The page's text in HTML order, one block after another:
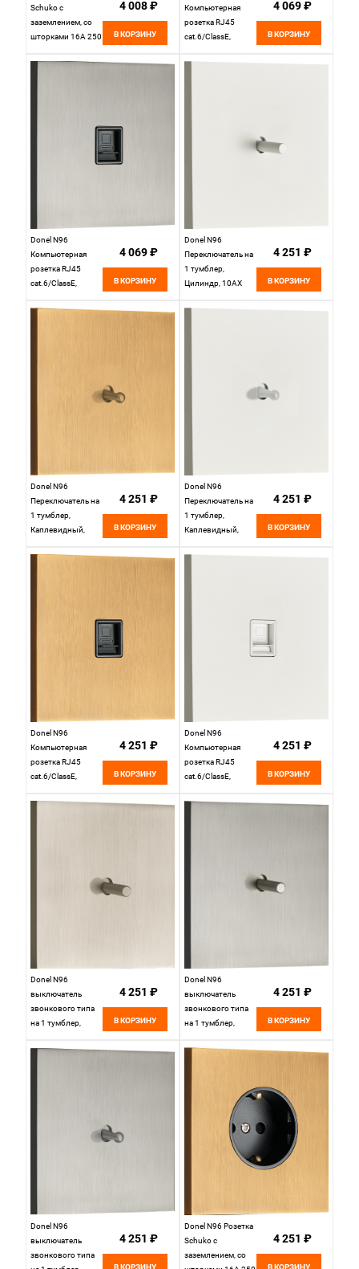
Schuko с
заземлением, со
шторками 16A 250
сталь, серия DT,
4 008 ₽
В КОРЗИНУ
Компьютерная
розетка RJ45
cat.6/ClassE,
4 069 ₽
В КОРЗИНУ
Donel N96
Компьютерная
розетка RJ45
cat.6/ClassE,
серия DT, DT161GB
4 069 ₽
В КОРЗИНУ
Donel N96
Переключатель на
1 тумблер,
Цилиндр, 10AX
4 251 ₽
В КОРЗИНУ
Donel N96
Переключатель на
1 тумблер,
Каплевидный,
4 251 ₽
В КОРЗИНУ
Donel N96
Переключатель на
1 тумблер,
Каплевидный,
4 251 ₽
В КОРЗИНУ
Donel N96
Компьютерная
розетка RJ45
cat.6/ClassE,
4 251 ₽
В КОРЗИНУ
Donel N96
Компьютерная
розетка RJ45
cat.6/ClassE,
DT161WH
4 251 ₽
В КОРЗИНУ
Donel N96
выключатель
звонкового типа
на 1 тумблер,
250V, Никель,
4 251 ₽
В КОРЗИНУ
Donel N96
выключатель
звонкового типа
на 1 тумблер,
250V, Вороненая
4 251 ₽
В КОРЗИНУ
Donel N96
выключатель
звонкового типа
4 251 ₽
В КОРЗИНУ
Donel N96 Розетка
Schuko с
заземлением, со
4 251 ₽
В КОРЗИНУ